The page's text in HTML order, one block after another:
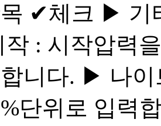
✔체크 ▶ ​기
: 시작압력
니다. ▶ 나
단위로 입력